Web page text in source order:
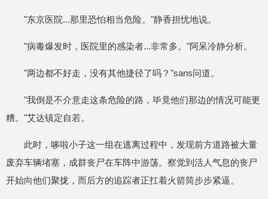
"东京医院...那里恐怕相当危险。"静香担忧地说。
"病毒爆发时，医院里的感染者...非常多。"阿呆冷静分析。
"两边都不好走，没有其他捷径了吗？"sans问道。
"我倒是不介意走这条危险的路，毕竟他们那边的情况可能更
糟。"艾达镇定自若。
此时，哆啦小子这一组在逃离过程中，发现前方道路被大量
废弃车辆堵塞，成群丧尸在车阵中游荡。察觉到活人气息的丧尸
开始向他们聚拢，而后方的追踪者正扛着火箭筒步步紧逼。